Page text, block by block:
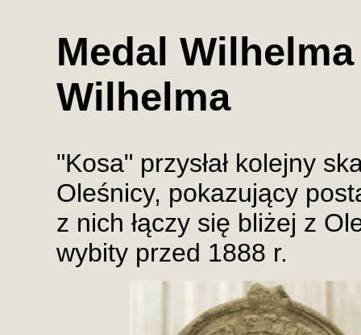
Medal
Wilhelma
"Kosa" przysłał kolejny
Oleśnicy, pokazujący
z nich łączy się bliżej z
wybity przed 1888 r.